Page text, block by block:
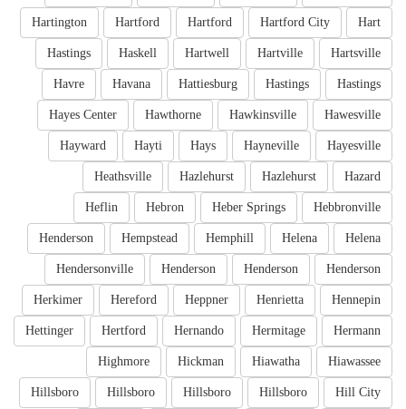
Hart
Hartford City
Hartford
Hartford
Hartington
Hartsville
Hartville
Hartwell
Haskell
Hastings
Hastings
Hastings
Hattiesburg
Havana
Havre
Hawesville
Hawkinsville
Hawthorne
Hayes Center
Hayesville
Hayneville
Hays
Hayti
Hayward
Hazard
Hazlehurst
Hazlehurst
Heathsville
Hebbronville
Heber Springs
Hebron
Heflin
Helena
Helena
Hemphill
Hempstead
Henderson
Henderson
Henderson
Henderson
Hendersonville
Hennepin
Henrietta
Heppner
Hereford
Herkimer
Hermann
Hermitage
Hernando
Hertford
Hettinger
Hiawassee
Hiawatha
Hickman
Highmore
Hill City
Hillsboro
Hillsboro
Hillsboro
Hillsboro